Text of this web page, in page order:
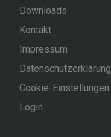
Downloads
Kontakt
Impressum
Datenschutzerklärung
Cookie-Einstellungen
Login